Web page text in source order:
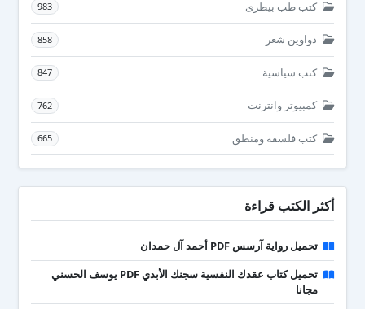
كتب طب بيطرى 983
دواوين شعر 858
كتب سياسية 847
كمبيوتر وانترنت 762
كتب فلسفة ومنطق 665
أكثر الكتب قراءة
تحميل رواية آرسس PDF أحمد آل حمدان
تحميل كتاب عقدك النفسية سجنك الأبدي PDF يوسف الحسني
مجانا